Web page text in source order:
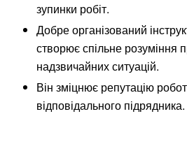
зупинки робіт.
Добре організований
створює спільне розуміння
надзвичайних ситуацій.
Він зміцнює репутацію
відповідального підрядника.